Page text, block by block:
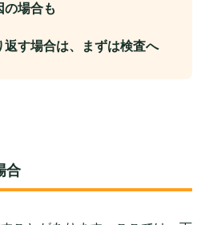
の場合も
返す場合は、まずは検査へ
合